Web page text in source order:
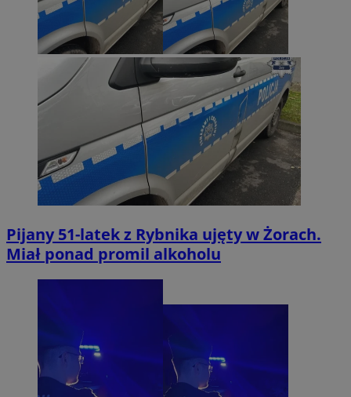
Pijany 51-latek z Rybnika ujęty w Żorach.
Miał ponad promil alkoholu